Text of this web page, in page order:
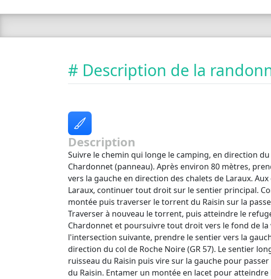
# Description de la
Description
Suivre le chemin qui longe le camping, en direction
Chardonnet (panneau). Après environ 80 mètres,
vers la gauche en direction des chalets de Laraux.
Laraux, continuer tout droit sur le sentier principal.
montée puis traverser le torrent du Raisin sur la
Traverser à nouveau le torrent, puis atteindre le
Chardonnet et poursuivre tout droit vers le fond de la
l'intersection suivante, prendre le sentier vers la
direction du col de Roche Noire (GR 57). Le sentier
ruisseau du Raisin puis vire sur la gauche pour
du Raisin. Entamer un montée en lacet pour atteindre